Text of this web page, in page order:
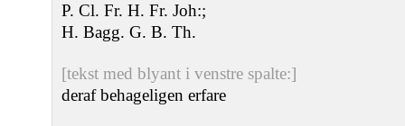
P. Cl. Fr. H. Fr. Joh:;
H. Bagg. G. B. Th.
[tekst med blyant i venstre spalte:]
deraf behageligen erfare